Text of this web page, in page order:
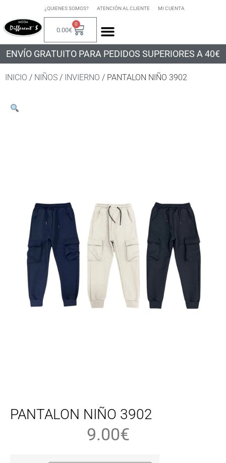
¿QUIENES SOMOS? ATENCIÓN AL CLIENTE MI CUENTA
0.00€
0
ENVÍO GRATUITO PARA PEDIDOS SUPERIORES A 40€
INICIO / NIÑOS / INVIERNO / PANTALON NIÑO 3902
PANTALON NIÑO 3902
9.00€